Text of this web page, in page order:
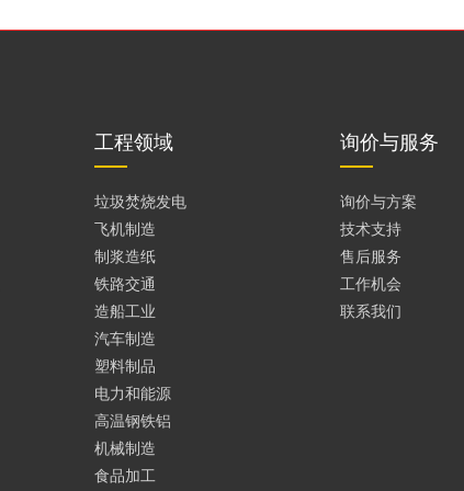
工程领域
垃圾焚烧发电
飞机制造
制浆造纸
铁路交通
造船工业
汽车制造
塑料制品
电力和能源
高温钢铁铝
机械制造
食品加工
询价与服务
询价与方案
技术支持
售后服务
工作机会
联系我们